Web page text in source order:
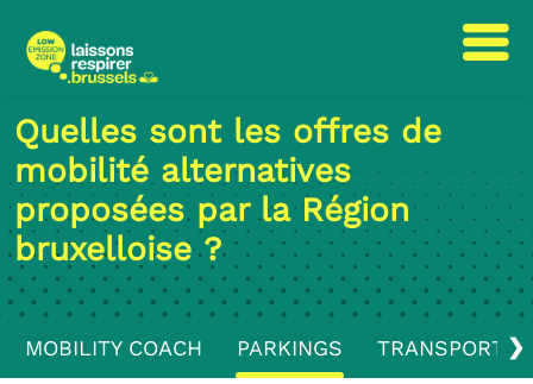
au
contenu
la
navigation
Quelles sont les offres de
mobilité alternatives
proposées par la Région
bruxelloise ?
❯
MOBILITY COACH PARKINGS TRANSPORTS